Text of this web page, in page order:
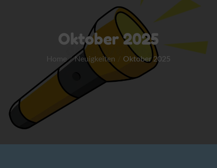
Oktober 2025
Home Neuigkeiten Oktober 2025